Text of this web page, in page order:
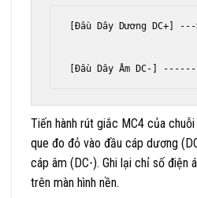
[Đầu Dây Dương DC+]
Tiến hành rút giắc MC4 của
que đo đỏ vào đầu cáp dương
cáp âm (DC-). Ghi lại chỉ số điện
trên màn hình nền.